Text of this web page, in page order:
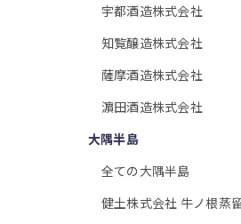
宇都酒造株式会社
知覧醸造株式会社
薩摩酒造株式会社
濵田酒造株式会社
大隅半島
全ての大隅半島
健土株式会社 牛ノ根蒸